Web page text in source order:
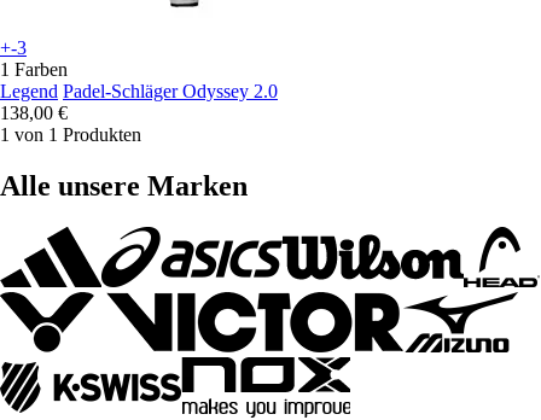
+-3
1 Farben
Legend Padel-Schläger Odyssey 2.0
138,00 €
1 von 1 Produkten
Alle unsere Marken